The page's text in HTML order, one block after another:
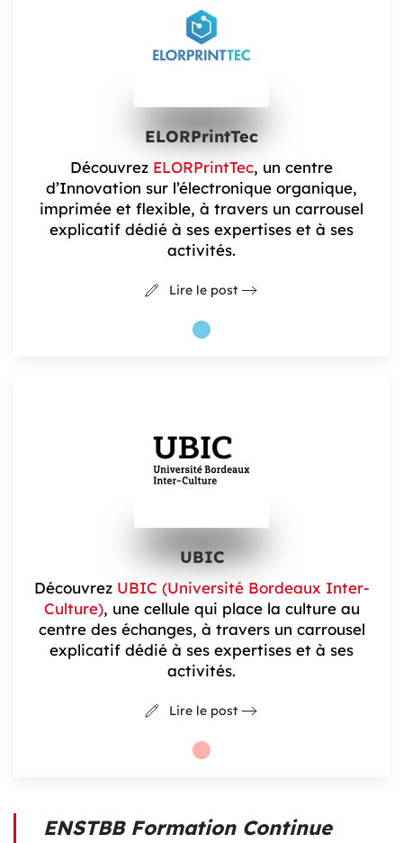
ELORPrintTec
Découvrez ELORPrintTec, un centre
d’Innovation sur l’électronique organique,
imprimée et flexible, à travers un carrousel
explicatif dédié à ses expertises et à ses
activités.
Lire le post
UBIC
Découvrez UBIC (Université Bordeaux Inter-
Culture), une cellule qui place la culture au
centre des échanges, à travers un carrousel
explicatif dédié à ses expertises et à ses
activités.
Lire le post
ENSTBB Formation Continue